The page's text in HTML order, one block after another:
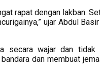
rapat dengan lakban.
ujar Abdul
secara wajar dan tidak
dan membuat